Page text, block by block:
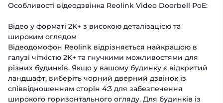
Особливості відеодзвінка Reolink Video Doorbell PoE:
Відео у форматі 2K+ з високою деталізацією та
широким оглядом
Відеодомофон Reolink відрізняється найкращою в
галузі чіткістю 2K+ та гнучкими можливостями для
різних будинків. Якщо у вашому будинку є відкритий
ландшафт, виберіть чорний дверний дзвінок із
співвідношенням сторін 4:3 для забезпечення
широкого горизонтального огляду. Для будинків із